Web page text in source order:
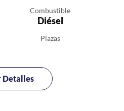
Combustible
Diésel
Plazas
Detalles